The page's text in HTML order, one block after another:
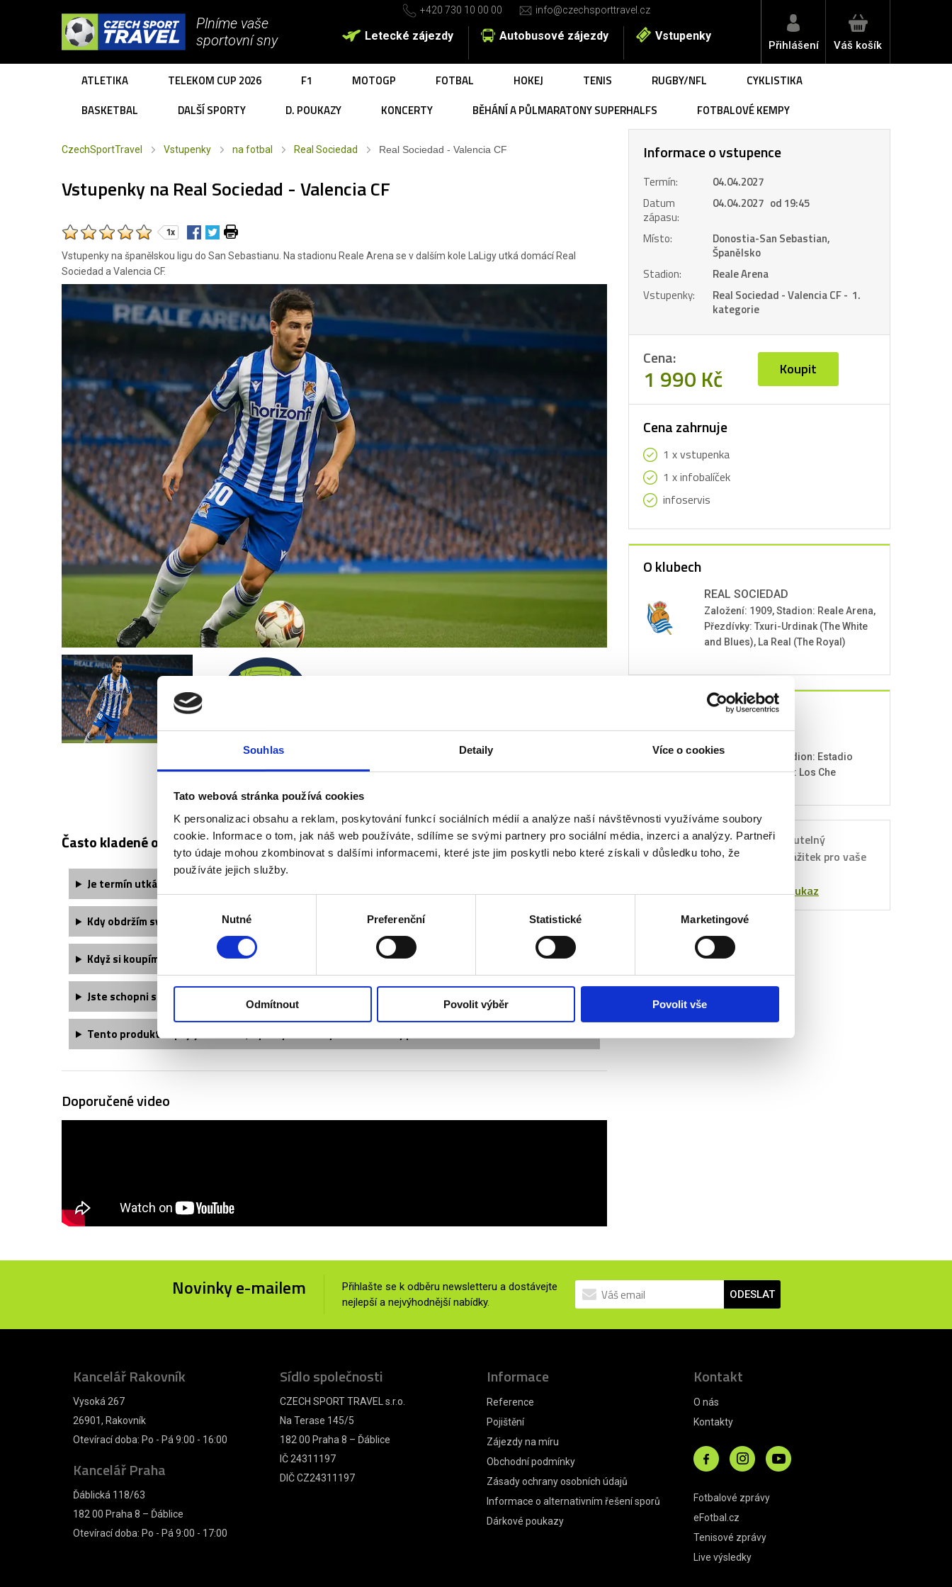
Souhlas Detaily Více o cookies
Tato webová stránka používá cookies
K personalizaci obsahu a reklam, poskytování funkcí sociálních médií a analýze naší návštěvnosti využíváme soubory
cookie. Informace o tom, jak náš web používáte, sdílíme se svými partnery pro sociální média, inzerci a analýzy. Partneři
tyto údaje mohou zkombinovat s dalšími informacemi, které jste jim poskytli nebo které získali v důsledku toho, že
používáte jejich služby.
Výběr
souhlasu
Nutné Preferenční Statistické Marketingové
Odmítnout Povolit výběr Povolit vše
Plníme vaše
sportovní sny
+420 730 10 00 00 info@czechsporttravel.cz
Letecké zájezdy Autobusové zájezdy Vstupenky
Přihlášení Váš košík
ATLETIKA TELEKOM CUP 2026 F1 MOTOGP FOTBAL HOKEJ TENIS RUGBY/NFL
CYKLISTIKA
BASKETBAL
DALŠÍ SPORTY D. POUKAZY KONCERTY BĚHÁNÍ A PŮLMARATONY SUPERHALFS FOTBALOVÉ KEMPY
CzechSportTravel Vstupenky na fotbal Real Sociedad Real Sociedad - Valencia CF
Vstupenky na Real Sociedad - Valencia CF
1x
Vstupenky na španělskou ligu do San Sebastianu. Na stadionu Reale Arena se v dalším kole LaLigy utká domácí Real
Sociedad a Valencia CF.
REAL SOCIEDAD - VALENCIA CF
Často kladené otázky:
Je termín utkání finálně potvrzený?
Kdy obdržím své vstupenky?
Když si koupím dvě vstupenky, budu mít místa vedle sebe?
Jste schopni sehnat větší množství vstupenek?
Tento produkt kupuji jako dárek, bylo by možné vystavit dárkový poukaz?
Doporučené video
Informace o vstupence
Termín:
04.04.2027
Datum
zápasu:
04.04.2027 od 19:45
Místo:
Donostia-San Sebastian,
Španělsko
Stadion:
Reale Arena
Vstupenky:
Real Sociedad - Valencia CF - 1.
kategorie
Cena:
1 990 Kč Koupit
Cena zahrnuje
1 x vstupenka
1 x infobalíček
infoservis
O klubech
REAL SOCIEDAD
Založení: 1909, Stadion: Reale Arena,
Přezdívky: Txuri-Urdinak (The White
and Blues), La Real (The Royal)
Založení: 1919, Stadion: Estadio
Mestalla, Přezdívka: Los Che
Dárkový
Nezapomenutelný
sportovní zážitek pro vaše
Objednat poukaz
Novinky e-mailem
Přihlašte se k odběru newsletteru a dostávejte
nejlepší a nejvýhodnější nabídky.
ODESLAT
Kancelář Rakovník
Vysoká 267
26901, Rakovník
Otevírací doba: Po - Pá 9:00 - 16:00
Kancelář Praha
Ďáblická 118/63
182 00 Praha 8 – Ďáblice
Otevírací doba: Po - Pá 9:00 - 17:00
Sídlo společnosti
CZECH SPORT TRAVEL s.r.o.
Na Terase 145/5
182 00 Praha 8 – Ďáblice
IČ 24311197
DIČ CZ24311197
Informace
Reference
Pojištění
Zájezdy na míru
Obchodní podmínky
Zásady ochrany osobních údajů
Informace o alternativním řešení sporů
Dárkové poukazy
Kontakt
O nás
Kontakty
Fotbalové zprávy
eFotbal.cz
Tenisové zprávy
Live výsledky